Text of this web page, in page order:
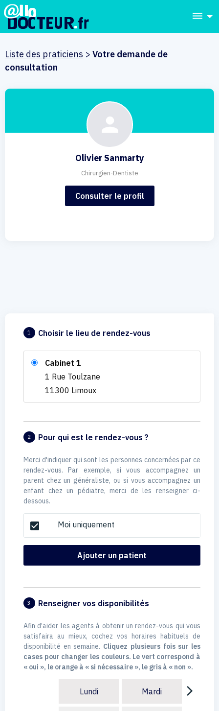
dehaze
Liste des praticiens > Votre demande de
consultation
Olivier Sanmarty
Chirurgien-Dentiste
Consulter le profil
1 Choisir le lieu de rendez-vous
Cabinet 1
1 Rue Toulzane
11300 Limoux
2 Pour qui est le rendez-vous ?
Merci d'indiquer qui sont les personnes concernées par ce
rendez-vous. Par exemple, si vous accompagnez un
parent chez un généraliste, ou si vous accompagnez un
enfant chez un pédiatre, merci de les renseigner ci-
dessous.
check_box Moi uniquement
Ajouter un patient
3 Renseigner vos disponibilités
Afin d’aider les agents à obtenir un rendez-vous qui vous
satisfaira au mieux, cochez vos horaires habituels de
disponibilité en semaine. Cliquez plusieurs fois sur les
cases pour changer les couleurs. Le vert correspond à
« oui », le orange à « si nécessaire », le gris à « non ».
Lundi Mardi arrow_forward_ios